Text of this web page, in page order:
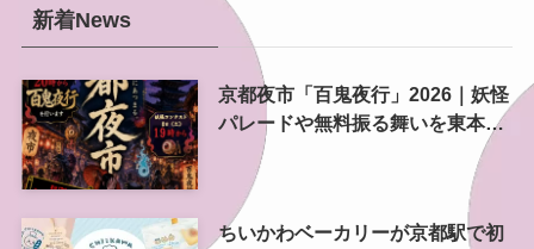
新着News
京都夜市「百鬼夜行」2026｜妖怪
パレードや無料振る舞いを東本願
寺前で開催
ちいかわベーカリーが京都駅で初